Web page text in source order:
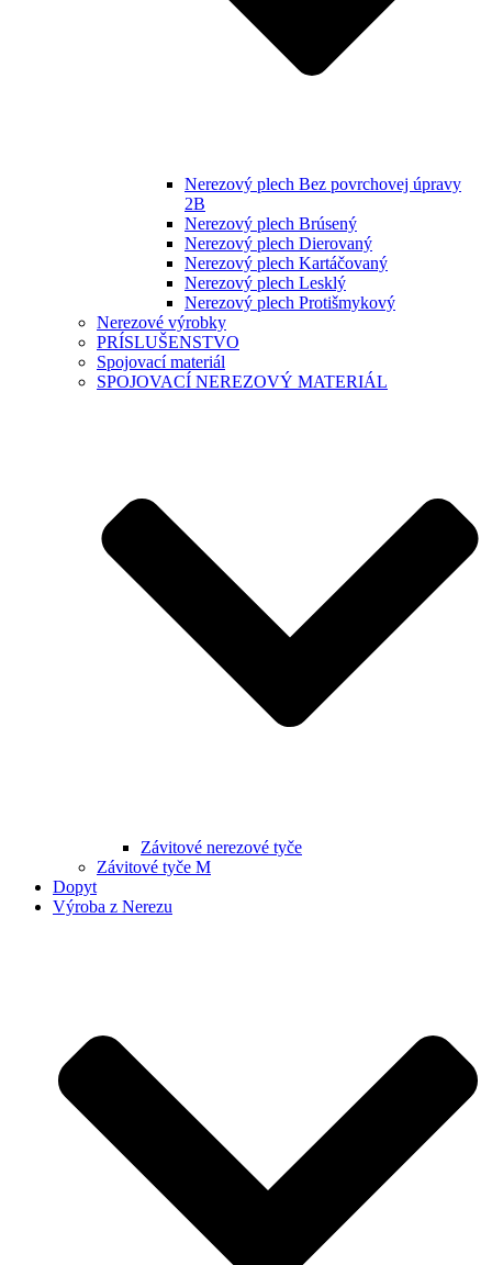
Nerezový plech Bez povrchovej úpravy
2B
Nerezový plech Brúsený
Nerezový plech Dierovaný
Nerezový plech Kartáčovaný
Nerezový plech Lesklý
Nerezový plech Protišmykový
Nerezové výrobky
PRÍSLUŠENSTVO
Spojovací materiál
SPOJOVACÍ NEREZOVÝ MATERIÁL
Závitové nerezové tyče
Závitové tyče M
Dopyt
Výroba z Nerezu